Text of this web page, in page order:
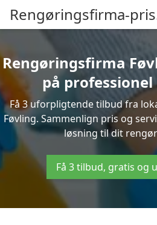
Rengøringsfirma-
Rengøringsfirma
på
Få 3 uforpligtende tilbud fra
Føvling. Sammenlign pris og
løsning til dit
Få 3 tilbud, gratis og